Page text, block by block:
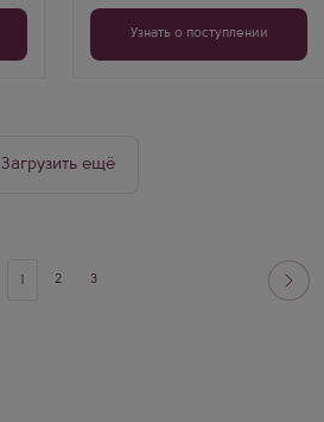
потенциалом.
Аромат фруктов и
выпечки, вкус
глубокий.
Узнать о поступлении
Загрузить ещё
2 3